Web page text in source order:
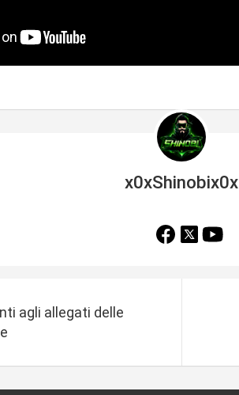
x0xShinobix0x
agli allegati delle